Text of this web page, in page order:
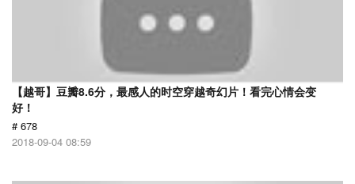
【越哥】豆瓣8.6分，最感人的时空穿越奇幻片！看完心情会变
好！
# 678
2018-09-04 08:59